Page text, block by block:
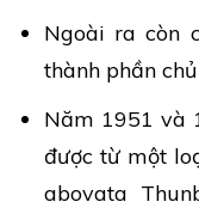
Ngoài ra còn
thành phần
Năm 1951 và
được từ một
abovata